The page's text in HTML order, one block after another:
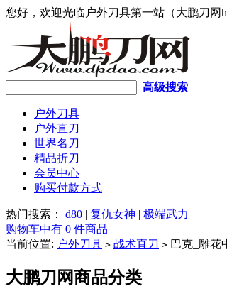
您好，欢迎光临户外刀具第一站（大鹏刀网
高级搜索
户外刀具
户外直刀
世界名刀
精品折刀
会员中心
购买付款方式
热门搜索： d80 | 复仇女神 | 极端武力
购物车中有 0 件商品
当前位置: 户外刀具 > 战术直刀 > 巴克_雕花
大鹏刀网商品分类